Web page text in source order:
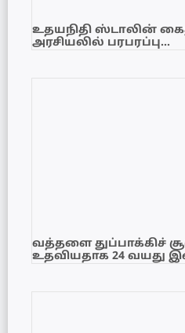
உதயநிதி ஸ்டாலின்
அரசியலில் பரபரப்பு…
வத்தளை துப்பாக்கிச்
உதவியதாக 24 வயது